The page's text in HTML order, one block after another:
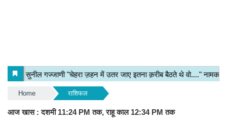
Home राशिफल
आज खास : दशमी 11:24 PM तक, राहू काल 12:34 PM तक